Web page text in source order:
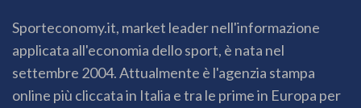
Sporteconomy.it, market leader nell'informazione
applicata all'economia dello sport, è nata nel
settembre 2004. Attualmente è l'agenzia stampa
online più cliccata in Italia e tra le prime in Europa per